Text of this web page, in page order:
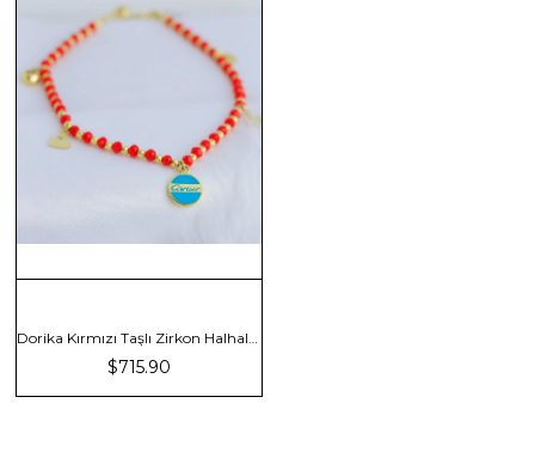
Dorika Kırmızı Taşlı Zirkon Halhal 14 Ayar
$715.90